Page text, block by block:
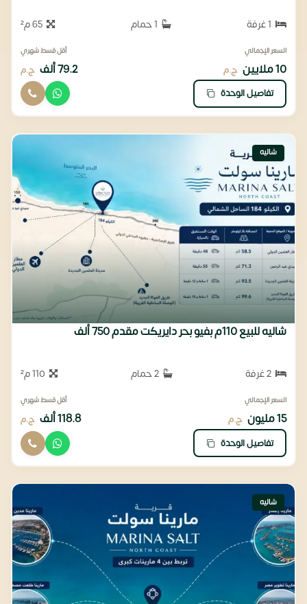
65 م²
السعر الإجمالي
10 ملايين ج.م
أقل قسط شهري
79.2 ألف ج.م
تفاصيل الوحدة
شاليه
شاليه للبيع 110م بفيو بحر دايريكت مقدم 750 ألف
2 حمام
السعر الإجمالي
15 مليون ج.م
أقل قسط شهري
118.8 ألف ج.م
تفاصيل الوحدة
شاليه